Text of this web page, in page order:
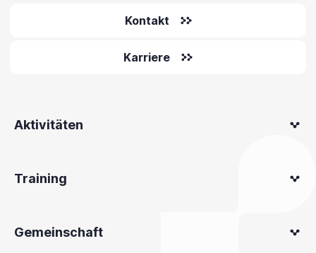
Kontakt
Karriere
Aktivitäten
Training
Gemeinschaft